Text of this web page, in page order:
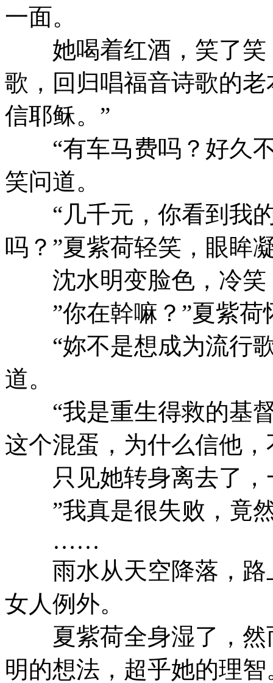
一面。
她喝着红酒，笑了笑
歌，回归唱福音诗歌的
信耶稣。”
“有车马费吗？好久不
笑问道。
“几千元，你看到我的
吗？”夏紫荷轻笑，眼眸
沈水明变脸色，冷笑
”你在幹嘛？”夏紫荷
“妳不是想成为流行歌
道。
“我是重生得救的基督
这个混蛋，为什么信他
只见她转身离去了，
”我真是很失败，竟然
……
雨水从天空降落，路
女人例外。
夏紫荷全身湿了，然
明的想法，超乎她的理智